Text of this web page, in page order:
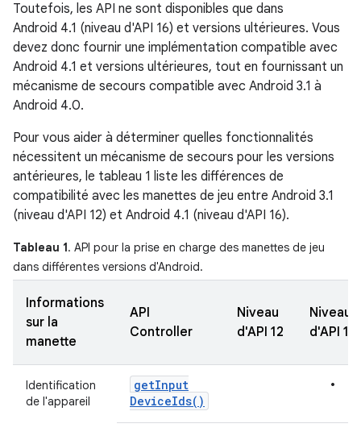
Toutefois, les API ne sont disponibles que dans
Android 4.1 (niveau d'API 16) et versions ultérieures. Vous
devez donc fournir une implémentation compatible avec
Android 4.1 et versions ultérieures, tout en fournissant un
mécanisme de secours compatible avec Android 3.1 à
Android 4.0.
Pour vous aider à déterminer quelles fonctionnalités
nécessitent un mécanisme de secours pour les versions
antérieures, le tableau 1 liste les différences de
compatibilité avec les manettes de jeu entre Android 3.1
(niveau d'API 12) et Android 4.1 (niveau d'API 16).
Tableau 1. API pour la prise en charge des manettes de jeu
dans différentes versions d'Android.
Informations
sur la
manette
API
Controller
Niveau
d'API 12
Niveau
d'API 16
Identification
de l'appareil
getInput
DeviceIds( )
•